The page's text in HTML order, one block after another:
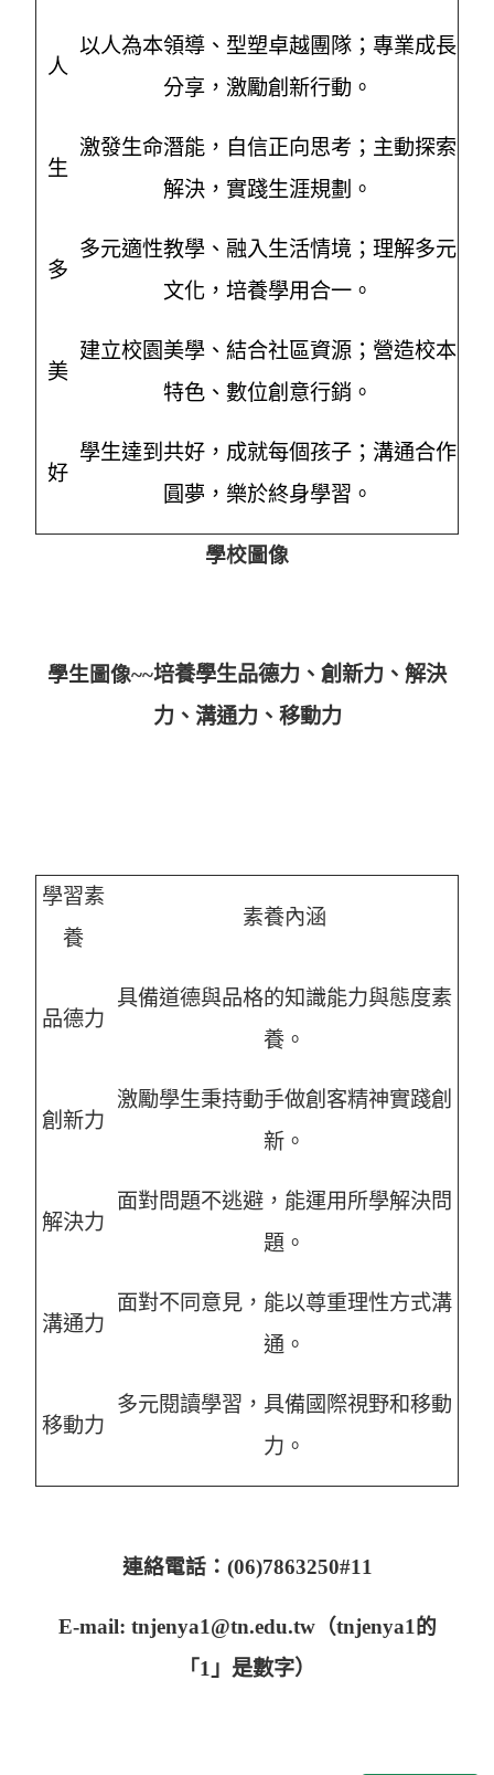
人
以人為本領導、型塑卓越團隊；專業成長
分享，激勵創新行動。
生
激發生命潛能，自信正向思考；主動探索
解決，實踐生涯規劃。
多
多元適性教學、融入生活情境；理解多元
文化，培養學用合一。
美
建立校園美學、結合社區資源；營造校本
特色、數位創意行銷。
好
學生達到共好，成就每個孩子；溝通合作
圓夢，樂於終身學習。
學校圖像
學生圖像~~培養學生品德力、創新力、解決
力、溝通力、移動力
學習素
養
素養內涵
品德力
具備道德與品格的知識能力與態度素
養。
創新力
激勵學生秉持動手做創客精神實踐創
新。
解決力
面對問題不逃避，能運用所學解決問
題。
溝通力
面對不同意見，能以尊重理性方式溝
通。
移動力
多元閱讀學習，具備國際視野和移動
力 。
連絡電話：(06)7863250#11
E-mail: tnjenya1@tn.edu.tw（tnjenya1的
「1 」是數字）